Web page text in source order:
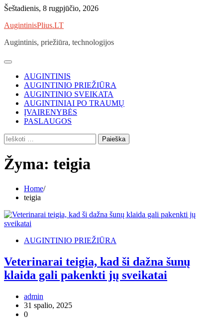
Skip
content
Šeštadienis, 8 rugpjūčio, 2026
AugintinisPlius.LT
Augintinis, priežiūra, technologijos
AUGINTINIS
AUGINTINIO PRIEŽIŪRA
AUGINTINIO SVEIKATA
AUGINTINIAI PO TRAUMŲ
ĮVAIRENYBĖS
PASLAUGOS
Ieškoti:
Žyma: teigia
Home
teigia
AUGINTINIO PRIEŽIŪRA
Veterinarai teigia, kad ši dažna šunų
klaida gali pakenkti jų sveikatai
admin
31 spalio, 2025
0